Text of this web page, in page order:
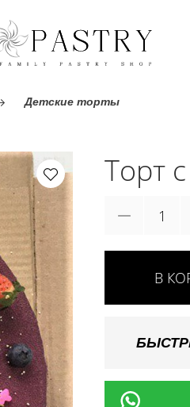
Детские торты
Торт
В